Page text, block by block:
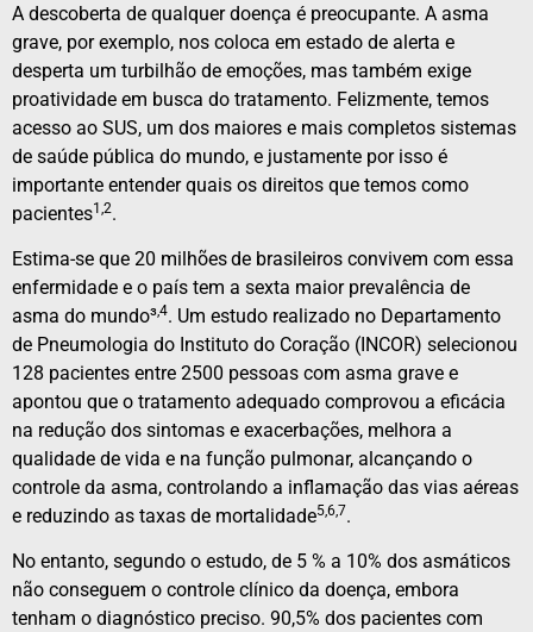
A descoberta de qualquer doença é preocupante. A asma
grave, por exemplo, nos coloca em estado de alerta e
desperta um turbilhão de emoções, mas também exige
proatividade em busca do tratamento. Felizmente, temos
acesso ao SUS, um dos maiores e mais completos sistemas
de saúde pública do mundo, e justamente por isso é
importante entender quais os direitos que temos como
pacientes1,2.
Estima-se que 20 milhõesde brasileiros convivem com essa
enfermidade e o país tem a sexta maior prevalência de
asma do mundo³,4. Um estudo realizado no Departamento
de Pneumologia do Instituto do Coração (INCOR) selecionou
128 pacientes entre 2500 pessoas com asma grave e
apontou que o tratamento adequado comprovou a eficácia
na redução dos sintomas e exacerbações, melhora a
qualidade de vida e na função pulmonar, alcançando o
controle da asma, controlando a inflamação das vias aéreas
e reduzindo as taxas de mortalidade5,6,7.
No entanto, segundo o estudo, de 5 % a 10% dos asmáticos
não conseguem o controle clínico da doença, embora
tenham o diagnóstico preciso. 90,5% dos pacientes com